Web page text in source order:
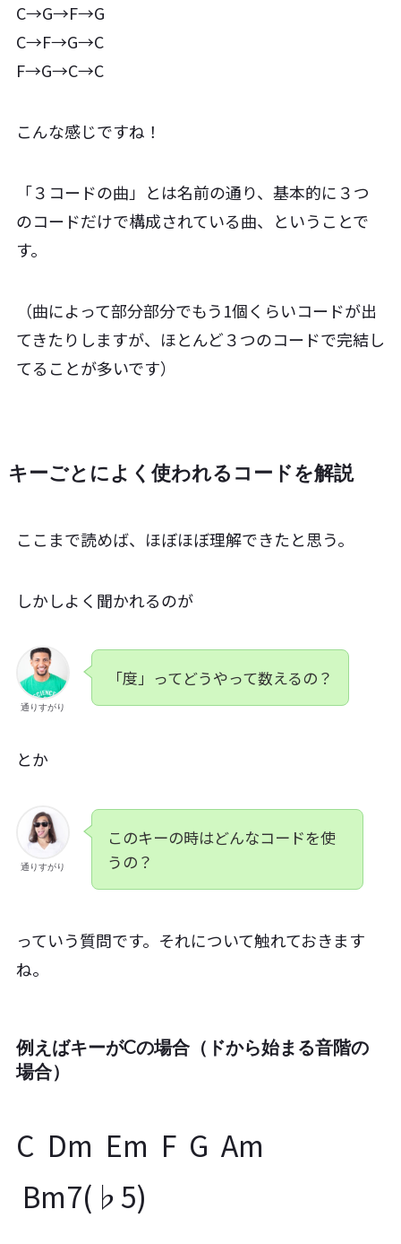
C→G→F→G
C→F→G→C
F→G→C→C
こんな感じですね！
「３コードの曲」とは名前の通り、基本的に３つ
のコードだけで構成されている曲、ということで
す。
（曲によって部分部分でもう1個くらいコードが出
てきたりしますが、ほとんど３つのコードで完結し
てることが多いです）
キーごとによく使われるコードを解説
ここまで読めば、ほぼほぼ理解できたと思う。
しかしよく聞かれるのが
通りすがり
「度」ってどうやって数えるの？
とか
通りすがり
このキーの時はどんなコードを使
うの？
っていう質問です。それについて触れておきます
ね。
例えばキーがCの場合（ドから始まる音階の
場合）
C Dm Em F G Am
Bm7(♭5)